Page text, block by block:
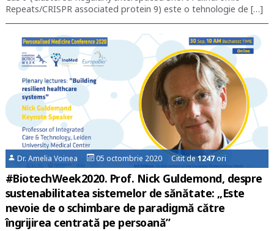
Repeats/CRISPR associated protein 9) este o tehnologie de […]
Dr. Amelia Voinea 05 octombrie 2020 Citit de1247ori
#BiotechWeek2020. Prof. Nick Guldemond, despre
sustenabilitatea sistemelor de sănătate: „Este
nevoie de o schimbare de paradigmă către
îngrijirea centrată pe persoană”